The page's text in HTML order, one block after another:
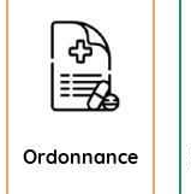
Ordonnance